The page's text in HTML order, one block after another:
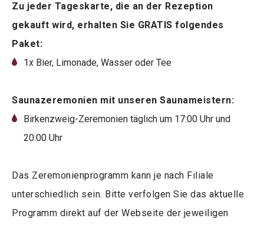
Zu jeder Tageskarte, die an der Rezeption
gekauft wird, erhalten Sie GRATIS folgendes
Paket:
1x Bier, Limonade, Wasser oder Tee
Saunazeremonien mit unseren Saunameistern:
Birkenzweig-Zeremonien täglich um 17:00 Uhr und
20:00 Uhr
Das Zeremonienprogramm kann je nach Filiale
unterschiedlich sein. Bitte verfolgen Sie das aktuelle
Programm direkt auf der Webseite der jeweiligen